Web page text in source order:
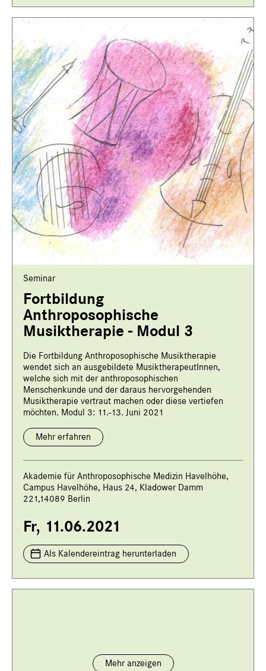
Seminar
Fortbildung
Anthroposophische
Musiktherapie - Modul 3
Die Fortbildung Anthroposophische Musiktherapie
wendet sich an ausgebildete MusiktherapeutInnen,
welche sich mit der anthroposophischen
Menschenkunde und der daraus hervorgehenden
Musiktherapie vertraut machen oder diese vertiefen
möchten. Modul 3: 11.-13. Juni 2021
Mehr erfahren
Akademie für Anthroposophische Medizin Havelhöhe,
Campus Havelhöhe, Haus 24, Kladower Damm
221,14089 Berlin
Fr, 11.06.2021
Als Kalendereintrag herunterladen
Mehr anzeigen